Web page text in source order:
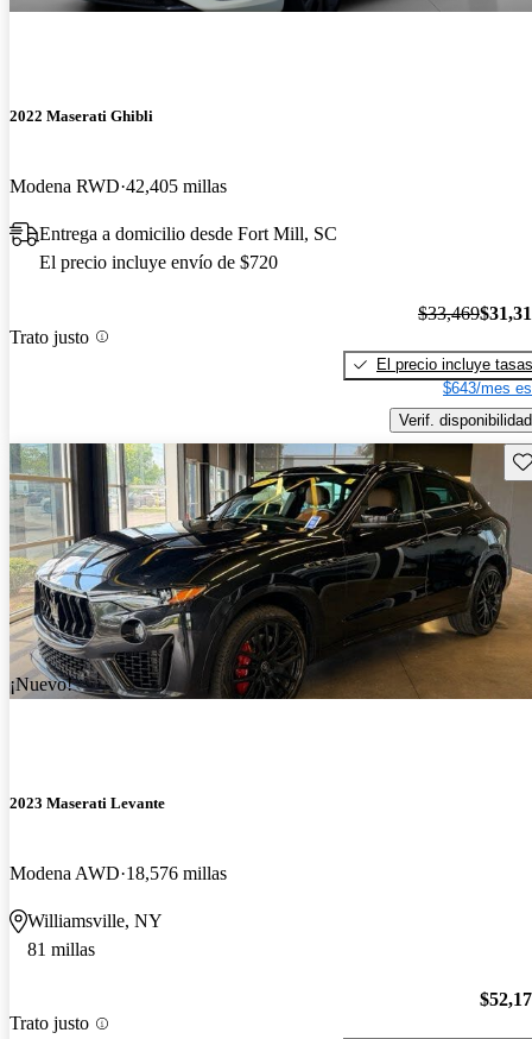
2022 Maserati Ghibli
Modena RWD 42,405 millas
Entrega a domicilio desde Fort Mill, SC
El precio incluye envío de $720
Trato justo
$33,469
El precio incluye tasas
$643/mes
Verif. disponibilidad
¡Nuevo!
2023 Maserati Levante
Modena AWD 18,576 millas
Williamsville, NY
81 millas
Trato justo